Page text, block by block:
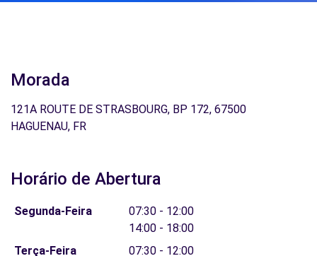
Morada
121A ROUTE DE STRASBOURG, BP 172, 67500
HAGUENAU, FR
Horário de Abertura
Segunda-Feira
07:30 - 12:00
14:00 - 18:00
Terça-Feira
07:30 - 12:00